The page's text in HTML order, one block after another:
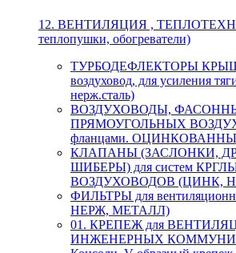
12. ВЕНТИЛЯЦИЯ ,
теплопушки, обогреватели)
ТУРБОДЕФЛЕКТОРЫ
воздуховод, для усиления
нерж.сталь)
ВОЗДУХОВОДЫ,
ПРЯМОУГОЛЬНЫХ
фланцами.
КЛАПАНЫ (ЗАСЛОНКИ,
ШИБЕРЫ) для систем
ВОЗДУХОВОДОВ (ЦИНК,
ФИЛЬТРЫ для
НЕРЖ, МЕТАЛЛ)
01. КРЕПЕЖ для
ИНЖЕНЕРНЫХ